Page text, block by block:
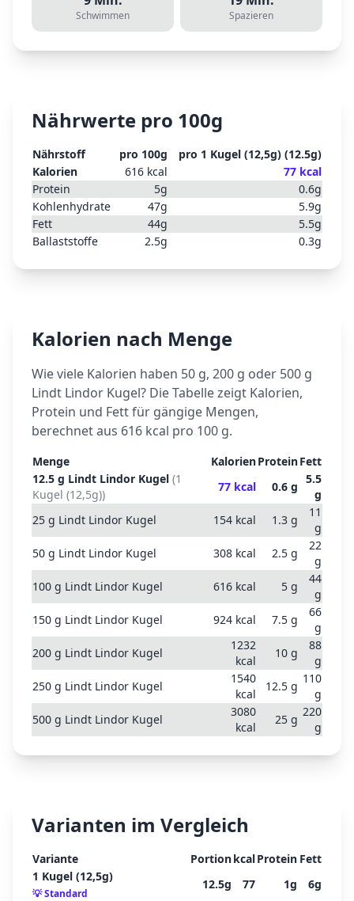
Schwimmen Spazieren
Nährwerte pro 100g
Nährstoff pro 100g pro 1 Kugel (12,5g) (12.5g)
Kalorien
616 kcal 77 kcal
Protein
5g 0.6g
Kohlenhydrate
47g 5.9g
Fett
44g 5.5g
Ballaststoffe
2.5g 0.3g
Kalorien nach Menge
Wie viele Kalorien haben 50 g, 200 g oder 500 g
Lindt Lindor Kugel? Die Tabelle zeigt Kalorien,
Protein und Fett für gängige Mengen,
berechnet aus 616 kcal pro 100 g.
Menge KalorienProteinFett
12.5 g Lindt Lindor Kugel (1
Kugel (12,5g))
77 kcal 0.6 g
5.5
g
25 g Lindt Lindor Kugel 154 kcal 1.3 g
11
g
50 g Lindt Lindor Kugel 308 kcal 2.5 g
22
g
100 g Lindt Lindor Kugel 616 kcal 5 g
44
g
150 g Lindt Lindor Kugel 924 kcal 7.5 g
66
g
200 g Lindt Lindor Kugel
1232
kcal
10 g
88
g
250 g Lindt Lindor Kugel
1540
kcal
12.5 g
110
g
500 g Lindt Lindor Kugel
3080
kcal
25 g
220
g
Varianten im Vergleich
Variante PortionkcalProtein Fett
1 Kugel (12,5g)
💡Standard
12.5g 77 1g 6g